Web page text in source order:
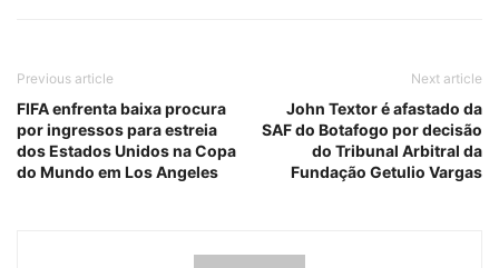
Previous article
FIFA enfrenta baixa procura
por ingressos para estreia
dos Estados Unidos na Copa
do Mundo em Los Angeles
Next article
John Textor é afastado da
SAF do Botafogo por decisão
do Tribunal Arbitral da
Fundação Getulio Vargas